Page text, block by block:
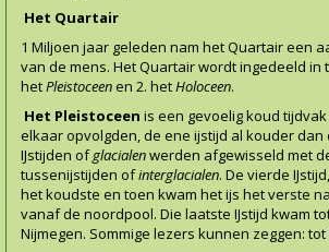
Het Quartair
1 Miljoen jaar geleden nam het Quartair een
van de mens. Het Quartair wordt ingedeeld in
hetPleistoceenen 2. hetHoloceen.
Het Pleistoceen is een gevoelig koud
elkaar opvolgden, de ene ijstijd al kouder dan
IJstijden ofglacialenwerden afgewisseld met
tussenijstijden ofinterglacialen. De vierde
het koudste en toen kwam het ijs het verste
vanaf de noordpool. Die laatste IJstijd kwam
Nijmegen. Sommige lezers kunnen zeggen: